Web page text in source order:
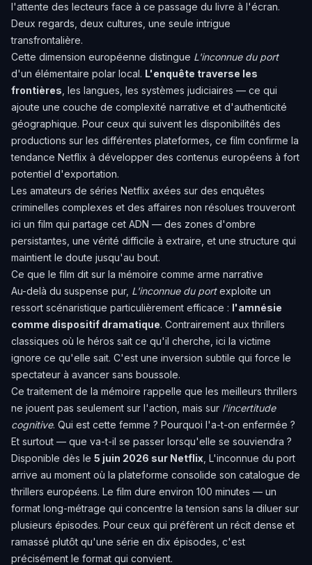
l'attente des lecteurs face à ce passage du livre à l'écran.
Deux regards, deux cultures, une seule intrigue
transfrontalière.
Cette dimension européenne distingue L'inconnue du port
d'un élémentaire polar local. L'enquête traverse les
frontières , les langues, les systèmes judiciaires — ce qui
ajoute une couche de complexité narrative et d'authenticité
géographique. Pour ceux qui suivent les disponibilités des
productions sur les différentes plateformes, ce film confirme la
tendance Netflix à développer des contenus européens à fort
potentiel d'exportation.
Les amateurs de séries Netflix axées sur des enquêtes
criminelles complexes et des affaires non résolues trouveront
ici un film qui partage cet ADN — des zones d'ombre
persistantes, une vérité difficile à extraire, et une structure qui
maintient le doute jusqu'au bout.
Ce que le film dit sur la mémoire comme arme narrative
Au-delà du suspense pur, L'inconnue du portexploite un
ressort scénaristique particulièrement efficace : l'amnésie
comme dispositif dramatique. Contrairement aux thrillers
classiques où le héros sait ce qu'il cherche, ici la victime
ignore ce qu'elle sait. C'est une inversion subtile qui force le
spectateur à avancer sans boussole.
Ce traitement de la mémoire rappelle que les meilleurs thrillers
ne jouent pas seulement sur l'action, mais sur l'incertitude
cognitive. Qui est cette femme ? Pourquoi l'a-t-on enfermée ?
Et surtout — que va-t-il se passer lorsqu'elle se souviendra ?
Disponible dès le 5 juin 2026 sur Netflix , L'inconnue du port
arrive au moment où la plateforme consolide son catalogue de
thrillers européens. Le film dure environ 100 minutes — un
format long-métrage qui concentre la tension sans la diluer sur
plusieurs épisodes. Pour ceux qui préfèrent un récit dense et
ramassé plutôt qu'une série en dix épisodes, c'est
précisément le format qui convient.